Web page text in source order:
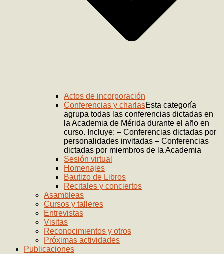
Actos de incorporación
Conferencias y charlasEsta categoría
agrupa todas las conferencias dictadas en
la Academia de Mérida durante el año en
curso. Incluye: – Conferencias dictadas por
personalidades invitadas – Conferencias
dictadas por miembros de la Academia
Sesión virtual
Homenajes
Bautizo de Libros
Recitales y conciertos
Asambleas
Cursos y talleres
Entrevistas
Visitas
Reconocimientos y otros
Próximas actividades
Publicaciones